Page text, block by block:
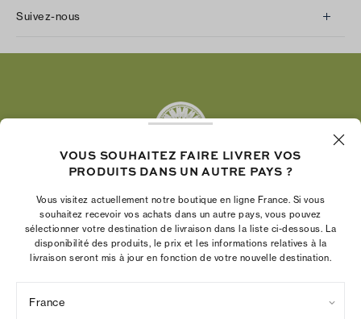
Suivez-nous
Pinterest
La Fondation Tory Burch renforce le pouvoir
économique des femmes en aidant les
entrepreneures à créer des entreprises pérennes
VOUS SOUHAITEZ FAIRE LIVRER VOS
PRODUITS DANS UN AUTRE PAYS ?
Vous visitez actuellement notre boutique en ligne France. Si vous
souhaitez recevoir vos achats dans un autre pays, vous pouvez
sélectionner votre destination de livraison dans la liste ci-dessous. La
disponibilité des produits, le prix et les informations relatives à la
livraison seront mis à jour en fonction de votre nouvelle destination.
France